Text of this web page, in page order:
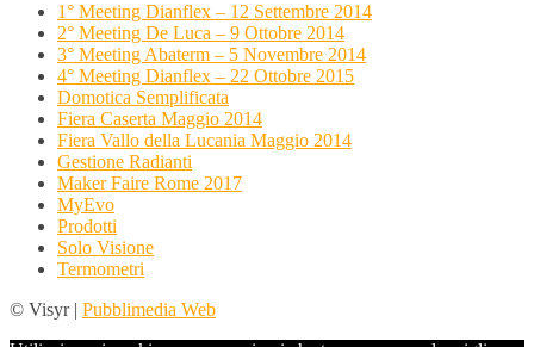
1° Meeting Dianflex – 12 Settembre 2014
2° Meeting De Luca – 9 Ottobre 2014
3° Meeting Abaterm – 5 Novembre 2014
4° Meeting Dianflex – 22 Ottobre 2015
Domotica Semplificata
Fiera Caserta Maggio 2014
Fiera Vallo della Lucania Maggio 2014
Gestione Radianti
Maker Faire Rome 2017
MyEvo
Prodotti
Solo Visione
Termometri
© Visyr | Pubblimedia Web